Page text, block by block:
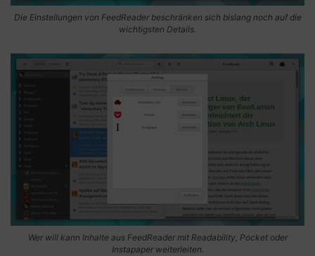
Die Einstellungen von FeedReader beschränken sich bislang noch auf die
wichtigsten Details.
Wer will kann Inhalte aus FeedReader mit Readability, Pocket oder
Instapaper weiterleiten.